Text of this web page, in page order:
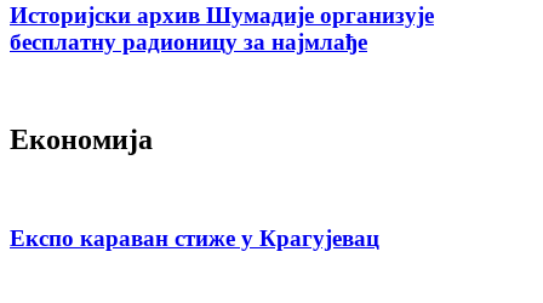
Историјски архив Шумадије организује
бесплатну радионицу за најмлађе
Економија
Експо караван стиже у Крагујевац